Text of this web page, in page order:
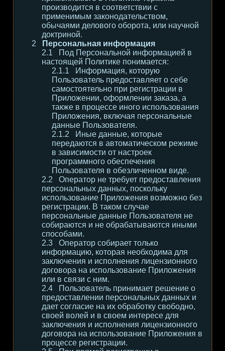
производится в соответствии с
применимым законодательством,
обычаями делового оборота, или научной
доктриной.
Персональная информация
Под Персональной информацией в
настоящей Политике понимается:
Информация, которую
Пользователь предоставляет о себе
самостоятельно при регистрации в
Приложении, оформлении заказа, а
также в процессе иного использования
Приложения, включая персональные
данные Пользователя.
Иные данные, которые
передаются в автоматическом режиме
в зависимости от настроек
программного обеспечения
Пользователя в обезличенном виде.
Оператор не требует предоставления
персональных данных, поскольку
использование Приложения возможно без
регистрации. В таком случае
персональные данные Пользователя не
собираются и не обрабатываются иными
способами.
Оператор собирает только
информацию, которая необходима для
заключения и исполнения лицензионного
договора на использование Приложения
или в связи с ним.
Пользователь принимает решение о
предоставлении персональных данных и
дает согласие на их обработку свободно,
своей волей и в своем интересе для
заключения и исполнения лицензионного
договора на использование Приложения в
процессе регистрации.